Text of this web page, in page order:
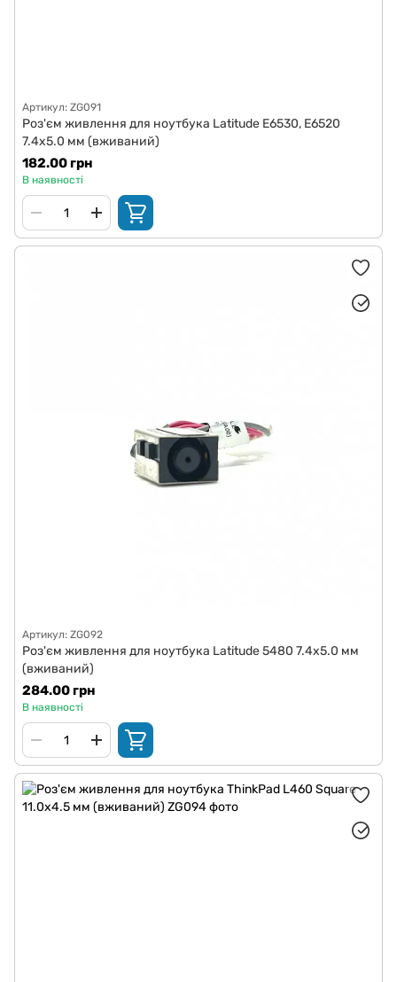
Артикул: ZG091
Роз'єм живлення для ноутбука Latitude E6530, E6520
7.4x5.0 мм (вживаний)
182.00 грн
В наявності
Артикул: ZG092
Роз'єм живлення для ноутбука Latitude 5480 7.4x5.0 мм
(вживаний)
284.00 грн
В наявності